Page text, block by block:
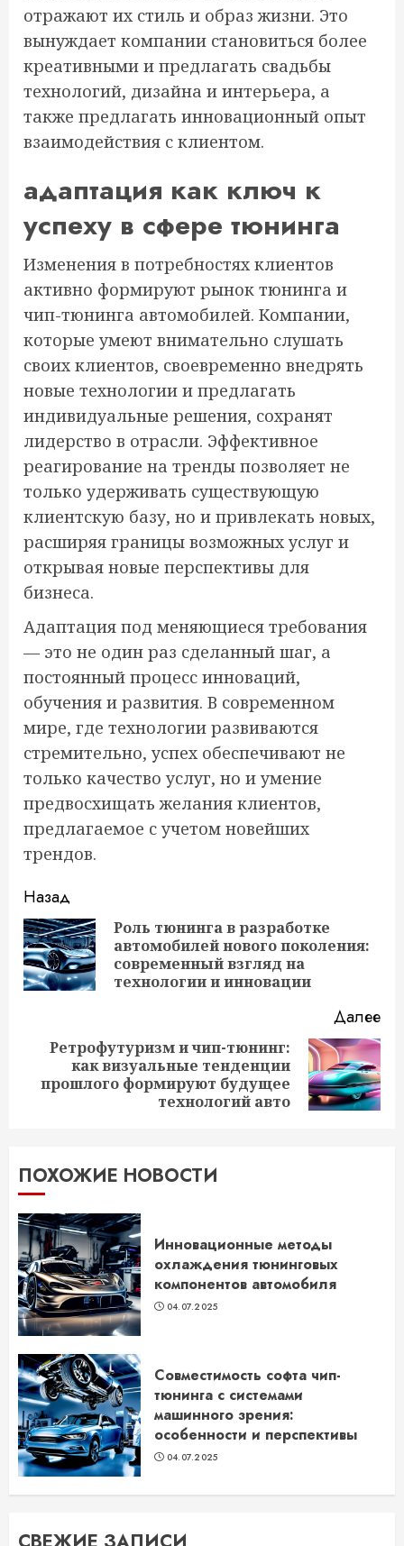
отражают их стиль и образ жизни. Это
вынуждает компании становиться более
креативными и предлагать свадьбы
технологий, дизайна и интерьера, а
также предлагать инновационный опыт
взаимодействия с клиентом.
адаптация как ключ к
успеху в сфере тюнинга
Изменения в потребностях клиентов
активно формируют рынок тюнинга и
чип-тюнинга автомобилей. Компании,
которые умеют внимательно слушать
своих клиентов, своевременно внедрять
новые технологии и предлагать
индивидуальные решения, сохранят
лидерство в отрасли. Эффективное
реагирование на тренды позволяет не
только удерживать существующую
клиентскую базу, но и привлекать новых,
расширяя границы возможных услуг и
открывая новые перспективы для
бизнеса.
Адаптация под меняющиеся требования
— это не один раз сделанный шаг, а
постоянный процесс инноваций,
обучения и развития. В современном
мире, где технологии развиваются
стремительно, успех обеспечивают не
только качество услуг, но и умение
предвосхищать желания клиентов,
предлагаемое с учетом новейших
трендов.
Продолжить
чтение
Назад
Роль тюнинга в разработке
автомобилей нового поколения:
современный взгляд на
технологии и инновации
Далее
Следующая
запись:
Ретрофутуризм и чип-тюнинг:
как визуальные тенденции
прошлого формируют будущее
технологий авто
ПОХОЖИЕ НОВОСТИ
Инновационные методы
охлаждения тюнинговых
компонентов автомобиля
04.07.2025
Совместимость софта чип-
тюнинга с системами
машинного зрения:
особенности и перспективы
04.07.2025